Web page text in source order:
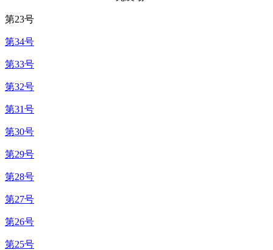
第23号
第34号
第33号
第32号
第31号
第30号
第29号
第28号
第27号
第26号
第25号